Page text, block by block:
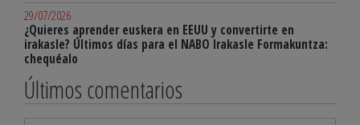
29/07/2026
¿Quieres aprender euskera en EEUU y convertirte en
irakasle? Últimos días para el NABO Irakasle Formakuntza:
chequéalo
Últimos comentarios